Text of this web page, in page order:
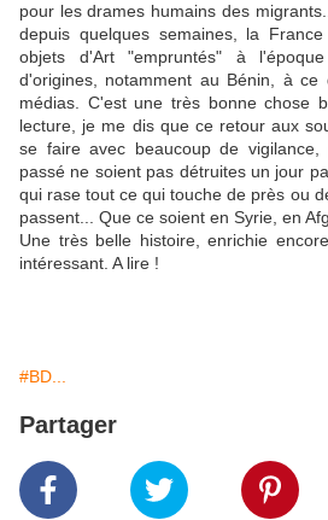
pour les drames humains des
depuis quelques semaines, la
objets d'Art "empruntés" à
d'origines, notamment au Bénin, à
médias. C'est une très bonne chose
lecture, je me dis que ce retour aux
se faire avec beaucoup de
passé ne soient pas détruites un jour
qui rase tout ce qui touche de près ou
passent... Que ce soient en Syrie, en
Une très belle histoire, enrichie
intéressant. A lire !
#BD...
Partager